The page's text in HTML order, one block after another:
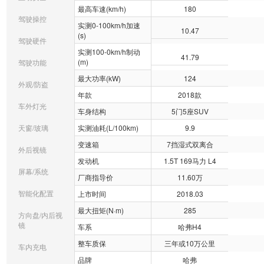
驾驶操控
驾驶硬件
驾驶功能
外观/防盗
车外灯光
天窗/玻璃
外后视镜
屏幕/系统
智能化配置
方向盘/内后视
镜
车内充电
最高车速(km/h)
180
实测0-100km/h加速
(s)
10.47
实测100-0km/h制动
(m)
41.79
最大功率(kW)
124
年款
2018款
车身结构
5门5座SUV
实测油耗(L/100km)
9.9
变速箱
7挡湿式双离合
发动机
1.5T 169马力 L4
厂商指导价
11.60万
上市时间
2018.03
最大扭矩(N·m)
285
车系
哈弗H4
整车质保
三年或10万公里
品牌
哈弗